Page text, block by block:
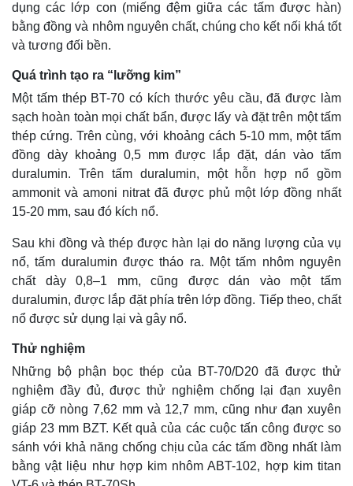
dụng các lớp con (miếng đệm giữa các tấm được hàn)
bằng đồng và nhôm nguyên chất, chúng cho kết nối khá tốt
và tương đối bền.
Quá trình tạo ra “lưỡng kim”
Một tấm thép BT-70 có kích thước yêu cầu, đã được làm
sạch hoàn toàn mọi chất bẩn, được lấy và đặt trên một tấm
thép cứng. Trên cùng, với khoảng cách 5-10 mm, một tấm
đồng dày khoảng 0,5 mm được lắp đặt, dán vào tấm
duralumin. Trên tấm duralumin, một hỗn hợp nổ gồm
ammonit và amoni nitrat đã được phủ một lớp đồng nhất
15-20 mm, sau đó kích nổ.
Sau khi đồng và thép được hàn lại do năng lượng của vụ
nổ, tấm duralumin được tháo ra. Một tấm nhôm nguyên
chất dày 0,8–1 mm, cũng được dán vào một tấm
duralumin, được lắp đặt phía trên lớp đồng. Tiếp theo, chất
nổ được sử dụng lại và gây nổ.
Thử nghiệm
Những bộ phận bọc thép của BT-70/D20 đã được thử
nghiệm đầy đủ, được thử nghiệm chống lại đạn xuyên
giáp cỡ nòng 7,62 mm và 12,7 mm, cũng như đạn xuyên
giáp 23 mm BZT. Kết quả của các cuộc tấn công được so
sánh với khả năng chống chịu của các tấm đồng nhất làm
bằng vật liệu như hợp kim nhôm ABT-102, hợp kim titan